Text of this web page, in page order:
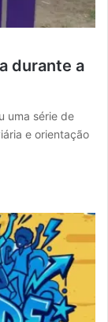
durante a
uma série de
e orientação